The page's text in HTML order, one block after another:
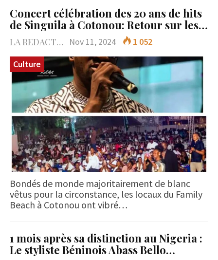
Concert célébration des 20 ans de hits
de Singuila à Cotonou: Retour sur les…
LA REDACTION Nov 11, 2024
1 052
Culture
Bondés de monde majoritairement de blanc
vêtus pour la circonstance, les locaux du Family
Beach à Cotonou ont vibré…
1 mois après sa distinction au Nigeria :
Le styliste Béninois Abass Bello…